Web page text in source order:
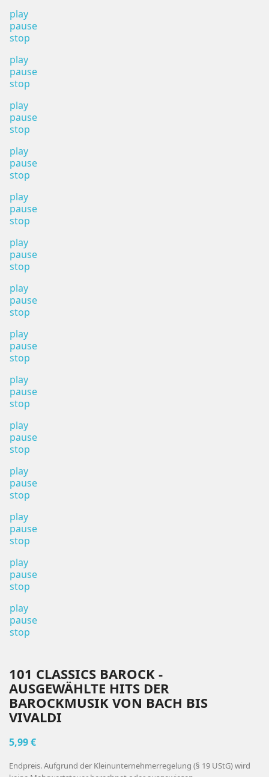
play
pause
stop
play
pause
stop
play
pause
stop
play
pause
stop
play
pause
stop
play
pause
stop
play
pause
stop
play
pause
stop
play
pause
stop
play
pause
stop
play
pause
stop
play
pause
stop
play
pause
stop
play
pause
stop
101 CLASSICS BAROCK -
AUSGEWÄHLTE HITS DER
BAROCKMUSIK VON BACH BIS
VIVALDI
5,99 €
Endpreis. Aufgrund der Kleinunternehmerregelung (§ 19 UStG) wird